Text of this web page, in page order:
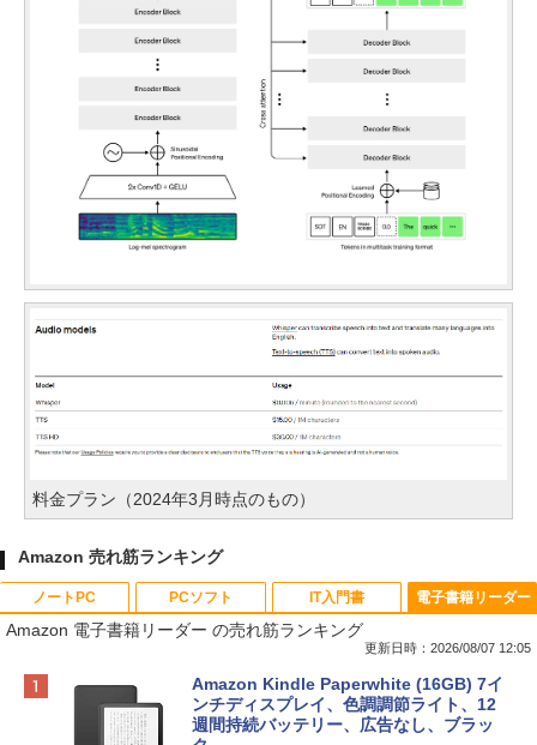
料金プラン（2024年3月時点のもの）
Amazon 売れ筋ランキング
ノートPC
Apple 2026 MacBook Neo A18 Proチッ
プ搭載13インチノートブック：AIとAppl
e Intelligence、Liquid Retinaディスプ
PCソフト
Robloxギフトカード - 800 Robux 【限
定バーチャルアイテムを含む】 【オンラ
インゲームコード】 ロブロックス | オン
IT入門書
生成AIパスポート公式テキスト 第４版
￥1,766
電子書籍リーダー
Amazon 電子書籍リーダー の売れ筋ランキング
更新日時：2026/08/07 12:05
Amazon Kindle Paperwhite (16GB) 7イ
ンチディスプレイ、色調調節ライト、12
週間持続バッテリー、広告なし、ブラッ